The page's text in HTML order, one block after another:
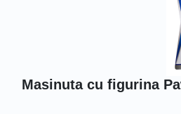
Masinuta cu figurina